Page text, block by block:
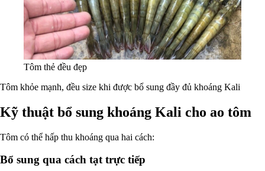
Tôm thẻ đều đẹp
Tôm khỏe mạnh, đều size khi được bổ sung đầy đủ khoáng Kali
Kỹ thuật bổ sung khoáng Kali cho ao tôm
Tôm có thể hấp thu khoáng qua hai cách:
Bổ sung qua cách tạt trực tiếp